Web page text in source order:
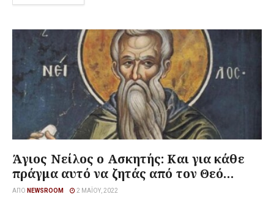
Άγιος Νείλος ο Ασκητής: Και για κάθε
πράγμα αυτό να ζητάς από τον Θεό…
ΑΠΌ NEWSROOM 2 ΜΑΪ́ΟΥ, 2022